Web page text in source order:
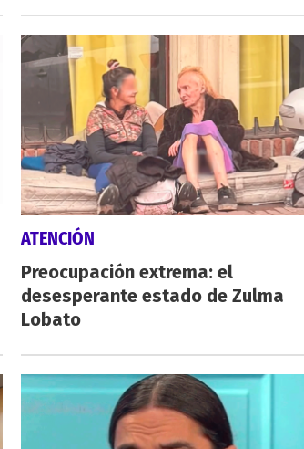
ATENCIÓN
Preocupación extrema: el
desesperante estado de Zulma
Lobato